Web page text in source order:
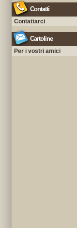
Contatti
Contattarci
Cartoline
Per i vostri amici